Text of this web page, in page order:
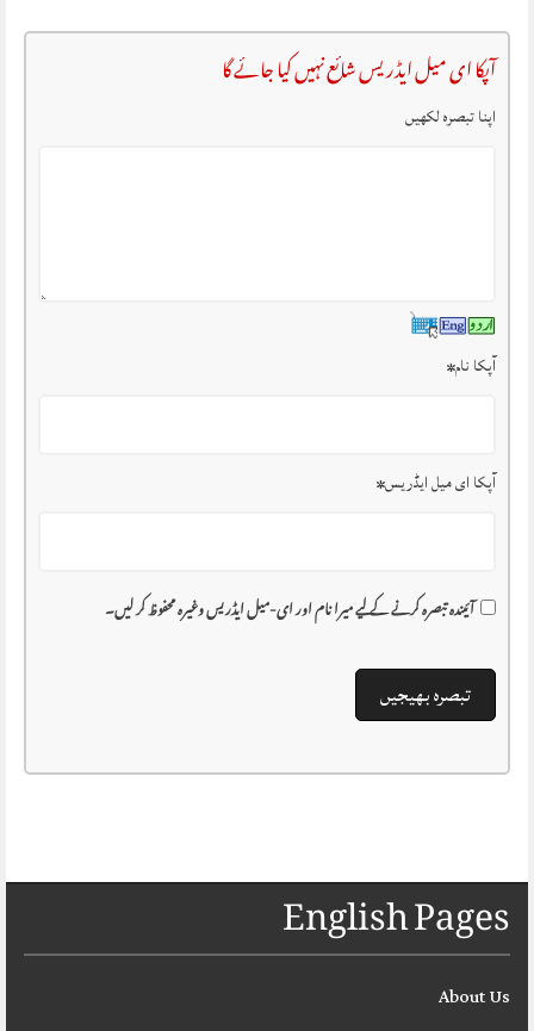
آپکا ای میل ایڈریس شائع نہیں کیا جائے گا
اپنا تبصرہ لکھیں
آپکا نام*
آپکا ای میل ایڈریس*
آئیندہ تبصرہ کرنے کے لیے میرا نام اور ای-میل ایڈریس وغیرہ محفوظ کر لیں۔
English Pages
About Us